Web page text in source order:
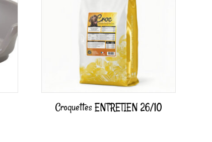
Croquettes ENTRETIEN 26/10